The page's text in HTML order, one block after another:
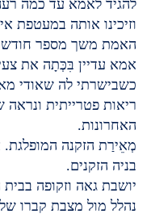
להגיד לאמא עד כמה
וזיכינו אותה במעטפת
האמת משך מספר
אמא עדיין בִּכְּתָה את
כשבישרתי לה שאודי
ריאות פטרייתית
האחרונות.
מְאֵירַת הזקנה
בניה הזקנים.
יושבת גאה וזקופה
נהלל מול מצבת קברו